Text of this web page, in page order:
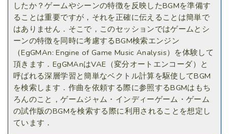
したか？ゲームやシーンの特徴を反映したBGMを準備す
ることは重要ですが，それを正確に伝えることは簡単で
はありません．そこで，このセッションではゲームとシ
ーンの特徴を同時に考慮するBGM検索エンジン
（EgGMAn: Engine of Game Music Analysis）を体験して
頂きます．EgGMAnはVAE（変分オートエンコーダ）と
呼ばれる深層学習と簡単なベクトル計算を駆使してBGM
を検索します．作曲を依頼する際に参照するBGMはもち
ろんのこと，ゲームジャム・インディーゲーム・ゲーム
の試作版のBGMを検索する際に利用されることを想定し
ています．